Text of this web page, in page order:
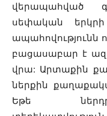
վերապահված
սեփական երկրի
ապահովությունն
բացասաբար է
վրա: Արտաքին
ներքին
Եթե